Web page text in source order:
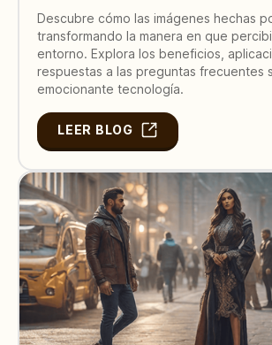
Descubre cómo las imágenes hechas
transformando la manera en que
entorno. Explora los beneficios,
respuestas a las preguntas frecuentes
emocionante tecnología.
LEER BLOG